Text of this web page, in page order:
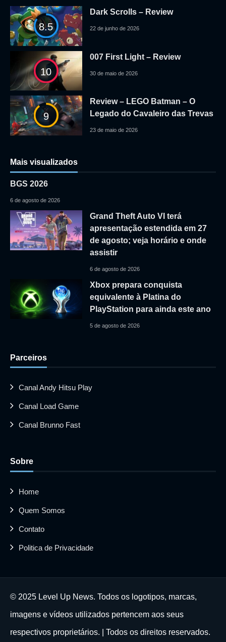
8.5
Dark Scrolls – Review
22 de junho de 2026
10
007 First Light – Review
30 de maio de 2026
9
Review – LEGO Batman – O
Legado do Cavaleiro das Trevas
23 de maio de 2026
Mais visualizados
BGS 2026
6 de agosto de 2026
Grand Theft Auto VI terá
apresentação estendida em 27
de agosto; veja horário e onde
assistir
6 de agosto de 2026
Xbox prepara conquista
equivalente à Platina do
PlayStation para ainda este ano
5 de agosto de 2026
Parceiros
Canal Andy Hitsu Play
Canal Load Game
Canal Brunno Fast
Sobre
Home
Quem Somos
Contato
Politica de Privacidade
© 2025 Level Up News. Todos os logotipos, marcas,
imagens e vídeos utilizados pertencem aos seus
respectivos proprietários. | Todos os direitos reservados.